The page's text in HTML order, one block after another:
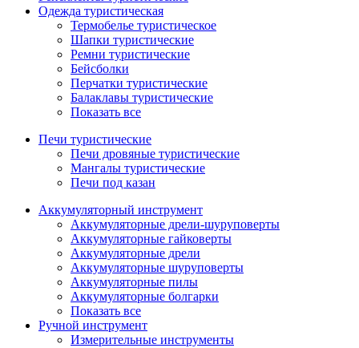
Одежда туристическая
Термобелье туристическое
Шапки туристические
Ремни туристические
Бейсболки
Перчатки туристические
Балаклавы туристические
Показать все
Печи туристические
Печи дровяные туристические
Мангалы туристические
Печи под казан
Аккумуляторный инструмент
Аккумуляторные дрели-шуруповерты
Аккумуляторные гайковерты
Аккумуляторные дрели
Аккумуляторные шуруповерты
Аккумуляторные пилы
Аккумуляторные болгарки
Показать все
Ручной инструмент
Измерительные инструменты